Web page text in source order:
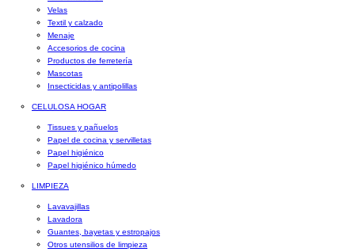
Velas
Textil y calzado
Menaje
Accesorios de cocina
Productos de ferretería
Mascotas
Insecticidas y antipolillas
CELULOSA HOGAR
Tissues y pañuelos
Papel de cocina y servilletas
Papel higiénico
Papel higiénico húmedo
LIMPIEZA
Lavavajillas
Lavadora
Guantes, bayetas y estropajos
Otros utensilios de limpieza